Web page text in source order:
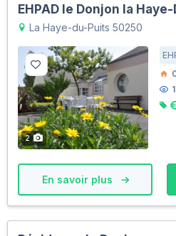
EHPAD le Donjon la
La Haye-du-Puits 50250
2
En savoir plus